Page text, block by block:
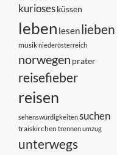
kuriosesküssen
leben lesenlieben
musikniederösterreich
norwegen prater
reisefieber
reisen
sehenswürdigkeitensuchen
traiskirchen trennenumzug
unterwegs